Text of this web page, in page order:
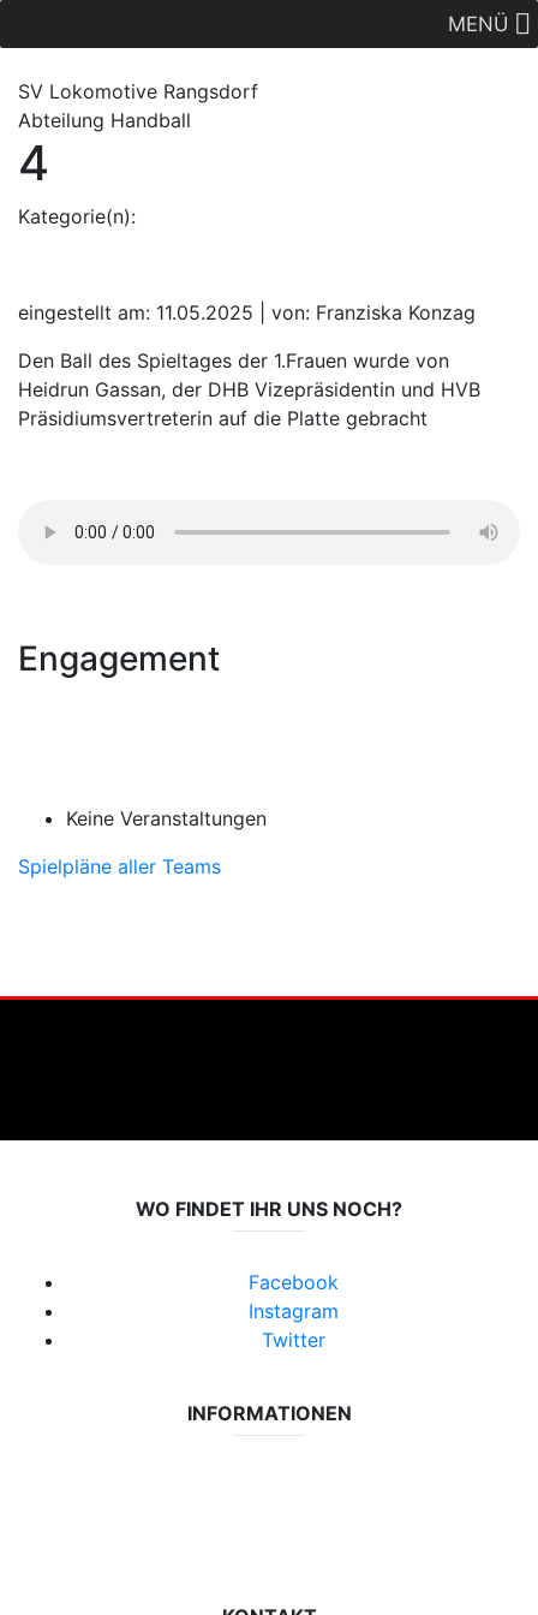
MENÜ
SV Lokomotive Rangsdorf
Abteilung Handball
4
Kategorie(n):
eingestellt am: 11.05.2025 | von: Franziska Konzag
Den Ball des Spieltages der 1.Frauen wurde von
Heidrun Gassan, der DHB Vizepräsidentin und HVB
Präsidiumsvertreterin auf die Platte gebracht
Engagement
Keine Veranstaltungen
Spielpläne aller Teams
WO FINDET IHR UNS NOCH?
Facebook
Instagram
Twitter
INFORMATIONEN